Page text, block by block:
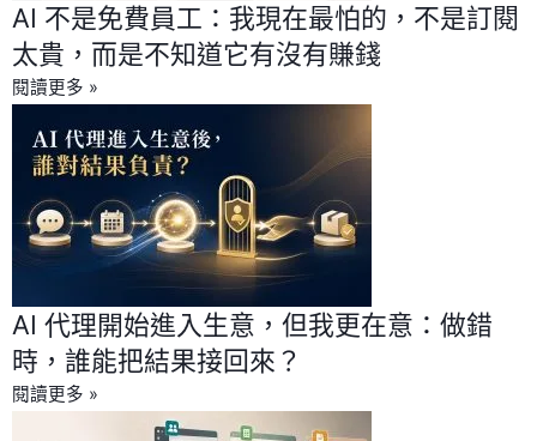
AI 不是免費員工：我現在最怕的，不是訂閱
太貴，而是不知道它有沒有賺錢
閱讀更多 »
AI 代理開始進入生意，但我更在意：做錯
時，誰能把結果接回來？
閱讀更多 »